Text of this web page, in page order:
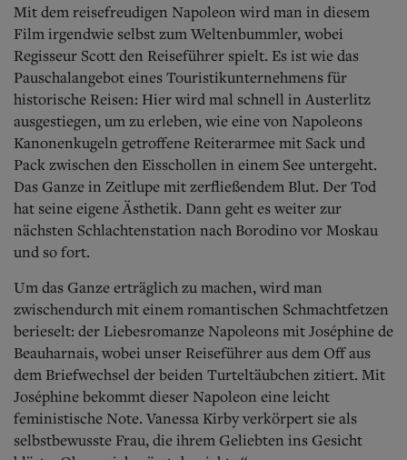
Mit dem reisefreudigen Napoleon wird man in diesem
Film irgendwie selbst zum Weltenbummler, wobei
Regisseur Scott den Reiseführer spielt. Es ist wie das
Pauschalangebot eines Touristikunternehmens für
historische Reisen: Hier wird mal schnell in Austerlitz
ausgestiegen, um zu erleben, wie eine von Napoleons
Kanonenkugeln getroffene Reiterarmee mit Sack und
Pack zwischen den Eisschollen in einem See untergeht.
Das Ganze in Zeitlupe mit zerfließendem Blut. Der Tod
hat seine eigene Ästhetik. Dann geht es weiter zur
nächsten Schlachtenstation nach Borodino vor Moskau
und so fort.
Um das Ganze erträglich zu machen, wird man
zwischendurch mit einem romantischen Schmachtfetzen
berieselt: der Liebesromanze Napoleons mit Joséphine de
Beauharnais, wobei unser Reiseführer aus dem Off aus
dem Briefwechsel der beiden Turteltäubchen zitiert. Mit
Joséphine bekommt dieser Napoleon eine leicht
feministische Note. Vanessa Kirby verkörpert sie als
selbstbewusste Frau, die ihrem Geliebten ins Gesicht